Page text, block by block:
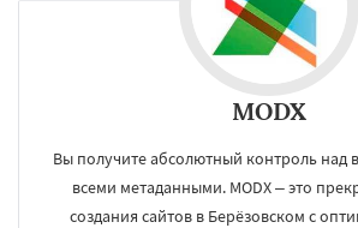
MODX
Вы получите абсолютный контроль над
всеми метаданными. MODX – это
создания сайтов в Берёзовском с